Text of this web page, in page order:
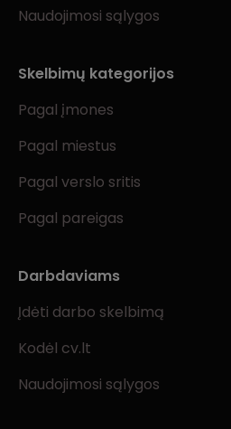
Naudojimosi sąlygos
Skelbimų kategorijos
Pagal įmones
Pagal miestus
Pagal verslo sritis
Pagal pareigas
Darbdaviams
Įdėti darbo skelbimą
Kodėl cv.lt
Naudojimosi sąlygos